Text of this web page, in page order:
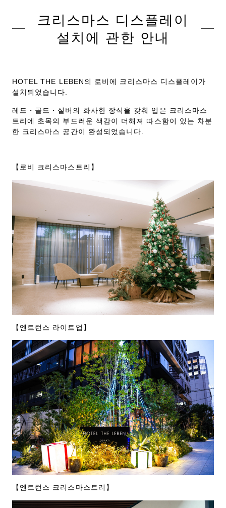
크리스마스 디스플레이
설치에 관한 안내
HOTEL THE LEBEN의 로비에 크리스마스 디스플레이가
설치되었습니다.
레드・골드・실버의 화사한 장식을 갖춰 입은 크리스마스
트리에 초목의 부드러운 색감이 더해져 따스함이 있는 차분
한 크리스마스 공간이 완성되었습니다.
【로비 크리스마스트리】
【엔트런스 라이트업】
【엔트런스 크리스마스트리】